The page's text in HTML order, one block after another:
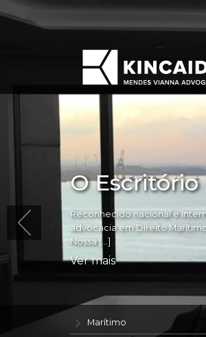
O Escritório
Reconhecido nacional e
advocacia em Direito
Nossa […]
Ver mais
Marítimo